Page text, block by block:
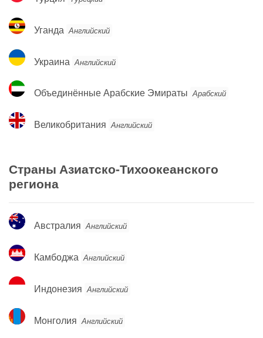
Уганда
Уганда Английский
Украина
Украина Английский
Объединённые
Арабские
Объединённые Арабские Эмираты Арабский
Великобритания
Великобритания Английский
Страны Азиатско-Тихоокеанского
региона
Австралия
Австралия Английский
Камбоджа
Камбоджа Английский
Индонезия
Индонезия Английский
Монголия
Монголия Английский